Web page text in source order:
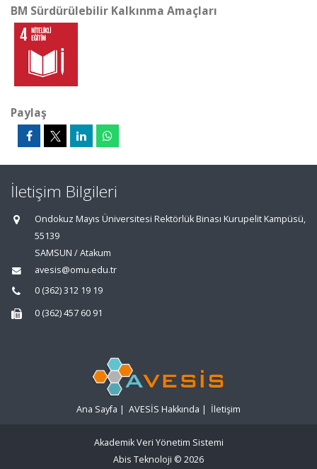
BM Sürdürülebilir Kalkınma Amaçları
Paylaş
İletişim Bilgileri
Ondokuz Mayıs Üniversitesi Rektörlük Binası Kurupelit Kampüsü,
55139
SAMSUN / Atakum
avesis@omu.edu.tr
0 (362) 312 19 19
0 (362) 457 60 91
Ana Sayfa | AVESİS Hakkında | İletişim
Akademik Veri Yönetim Sistemi
Abis Teknoloji © 2026